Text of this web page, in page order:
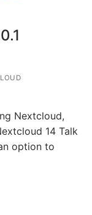
Nextcloud,
14 Talk
option to